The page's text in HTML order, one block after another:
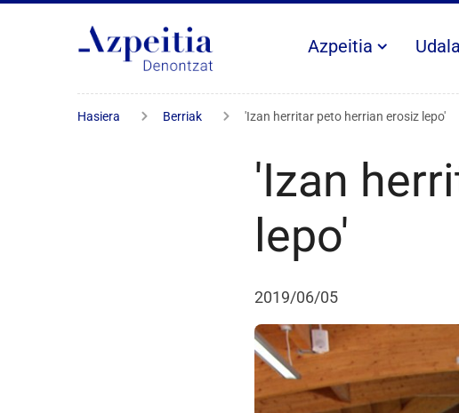
Azpeitia Udala
Hasiera Berriak 'Izan herritar peto herrian erosiz lepo'
'Izan
lepo'
2019/06/05